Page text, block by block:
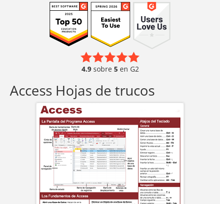
4.9sobre 5en G2
Access Hojas de trucos